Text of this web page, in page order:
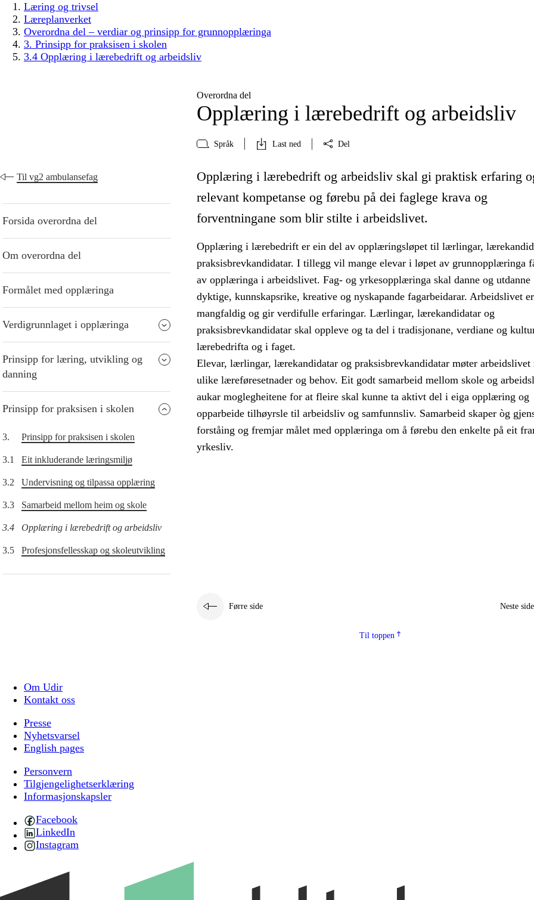
Læring og trivsel
Læreplanverket
Overordna del – verdiar og prinsipp for grunnopplæringa
3. Prinsipp for praksisen i skolen
3.4 Opplæring i lærebedrift og arbeidsliv
Overordna del
Opplæring i lærebedrift og arbeidsliv
Språk Last ned Del
Til vg2 ambulansefag
Forsida overordna del
Om overordna del
Formålet med opplæringa
Verdigrunnlaget i opplæringa
Prinsipp for læring, utvikling og
danning
Prinsipp for praksisen i skolen
3. Prinsipp for praksisen i skolen
3.1 Eit inkluderande læringsmiljø
3.2 Undervisning og tilpassa opplæring
3.3 Samarbeid mellom heim og skole
3.4 Opplæring i lærebedrift og arbeidsliv
3.5 Profesjonsfellesskap og skoleutvikling
Opplæring i lærebedrift og arbeidsliv skal gi praktisk erfaring
relevant kompetanse og førebu på dei faglege krava og
forventningane som blir stilte i arbeidslivet.
Opplæring i lærebedrift er ein del av opplæringsløpet til lærlingar,
praksisbrevkandidatar. I tillegg vil mange elevar i løpet av grunnopplæringa
av opplæringa i arbeidslivet. Fag- og yrkesopplæringa skal danne og utdanne
dyktige, kunnskapsrike, kreative og nyskapande fagarbeidarar. Arbeidslivet er
mangfaldig og gir verdifulle erfaringar. Lærlingar, lærekandidatar og
praksisbrevkandidatar skal oppleve og ta del i tradisjonane, verdiane og
lærebedrifta og i faget.
Elevar, lærlingar, lærekandidatar og praksisbrevkandidatar møter arbeidslivet
ulike læreføresetnader og behov. Eit godt samarbeid mellom skole og
aukar moglegheitene for at fleire skal kunne ta aktivt del i eiga opplæring og
opparbeide tilhøyrsle til arbeidsliv og samfunnsliv. Samarbeid skaper òg
forståing og fremjar målet med opplæringa om å førebu den enkelte på eit
yrkesliv.
Førre side Neste side
Til toppen
Om Udir
Kontakt oss
Presse
Nyhetsvarsel
English pages
Personvern
Tilgjengelighetserklæring
Informasjonskapsler
Facebook
LinkedIn
Instagram